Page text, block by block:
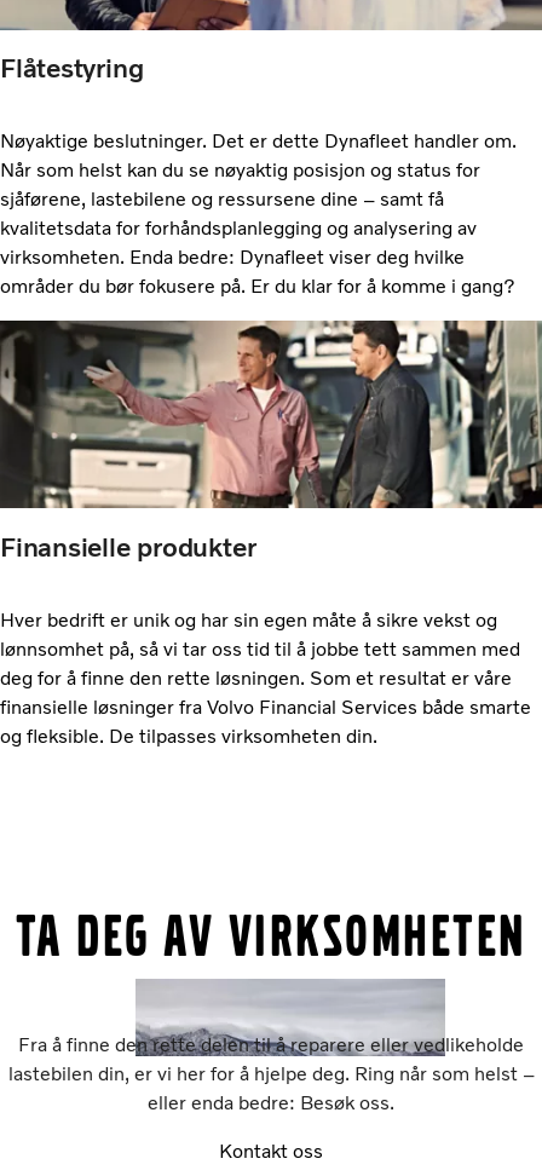
Flåtestyring
Nøyaktige beslutninger. Det er dette Dynafleet handler om.
Når som helst kan du se nøyaktig posisjon og status for
sjåførene, lastebilene og ressursene dine – samt få
kvalitetsdata for forhåndsplanlegging og analysering av
virksomheten. Enda bedre: Dynafleet viser deg hvilke
områder du bør fokusere på. Er du klar for å komme i gang?
Finansielle produkter
Hver bedrift er unik og har sin egen måte å sikre vekst og
lønnsomhet på, så vi tar oss tid til å jobbe tett sammen med
deg for å finne den rette løsningen. Som et resultat er våre
finansielle løsninger fra Volvo Financial Services både smarte
og fleksible. De tilpasses virksomheten din.
Ta deg av virksomheten
Fra å finne den rette delen til å reparere eller vedlikeholde
lastebilen din, er vi her for å hjelpe deg. Ring når som helst –
eller enda bedre: Besøk oss.
Kontakt oss